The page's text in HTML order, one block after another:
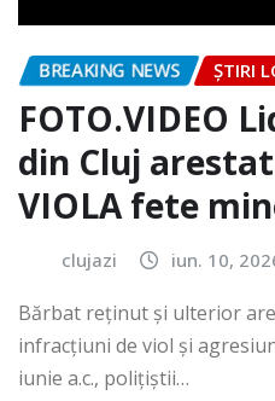
BREAKING NEWS ȘTIRI
FOTO.VIDEO
din Cluj
VIOLA fete
clujazi iun. 10,
Bărbat reținut și ulterior
infracțiuni de viol și
iunie a.c., polițiștii…